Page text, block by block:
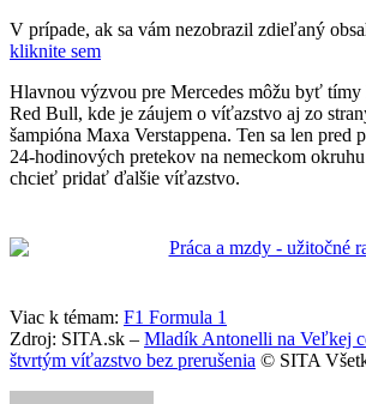
V prípade, ak sa vám nezobrazil zdieľaný
kliknite sem
Hlavnou výzvou pre Mercedes môžu byť tímy
Red Bull, kde je záujem o víťazstvo aj zo
šampióna Maxa Verstappena. Ten sa len pred
24-hodinových pretekov na nemeckom
chcieť pridať ďalšie víťazstvo.
Viac k témam: F1 Formula 1
Zdroj: SITA.sk – Mladík Antonelli na Veľkej
štvrtým víťazstvo bez prerušenia © SITA